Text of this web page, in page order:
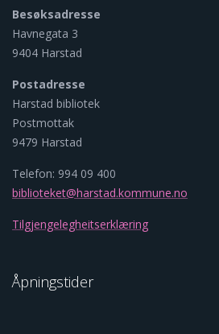
Besøksadresse
Havnegata 3
9404 Harstad
Postadresse
Harstad bibliotek
Postmottak
9479 Harstad
Telefon: 994 09 400
biblioteket@harstad.kommune.no
Tilgjengelegheitserklæring
Åpningstider